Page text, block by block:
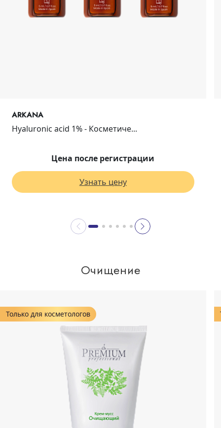
ARKANA
Hyaluronic acid 1% - Косметиче...
Цена после регистрации
Узнать цену
Очищение
Только для косметологов